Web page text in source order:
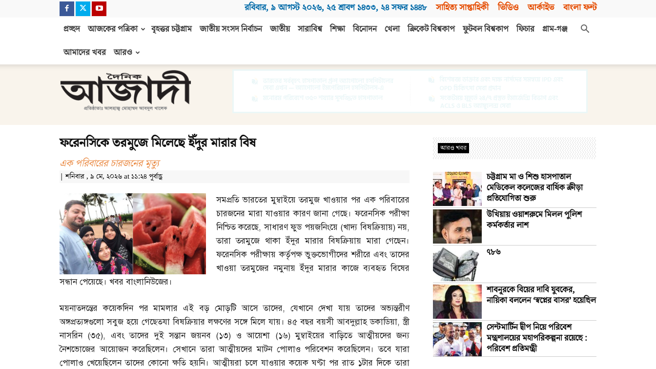
রবিবার, ৯ আগস্ট ২০২৬, ২৫ শ্রাবণ ১৪৩৩, ২৪ সফর ১৪৪৮ সাহিত্য সাপ্তাহিকী ভিডিও আর্কাইভ বাংলা ফন্ট
প্রচ্ছদ আজকের পত্রিকা বৃহত্তর চট্টগ্রাম জাতীয় সংসদ নির্বাচন জাতীয় সারাবিশ্ব শিক্ষা বিনোদন খেলা ক্রিকেট বিশ্বকাপ ফুটবল বিশ্বকাপ ফিচার
গ্রাম-গঞ্জ
আমাদের খবর
আরও
আজাদী
ফরেনসিকে তরমুজে মিলেছে ইঁদুর মারার বিষ
এক পরিবারের চারজনের মৃত্যু
| শনিবার , ৯ মে, ২০২৬ at ১১:২৪ পূর্বাহ্ণ
সমপ্রতি ভারতের মুম্বাইয়ে তরমুজ খাওয়ার পর এক পরিবারের
চারজনের মারা যাওয়ার কারণ জানা গেছে। ফরেনসিক পরীক্ষা
নিশ্চিত করেছে,সাধারণ ফুড পয়জনিংয়ে (খাদ্য বিষক্রিয়ায়)নয়,
তারা তরমুজে থাকা ইঁদুর মারার বিষক্রিয়ায় মারা গেছেন।
ফরেনসিক পরীক্ষায় কর্তৃপক্ষ ভুক্তভোগীদের শরীরে এবং তাদের
খাওয়া তরমুজের নমুনায় ইঁদুর মারার কাজে ব্যবহৃত বিষের
সন্ধান পেয়েছে। খবর বাংলানিউজের।
ময়নাতদন্তের কয়েকদিন পর মামলার এই বড় মোড়টি আসে তাদের,যেখানে দেখা যায় তাদের অভ্যন্তরীণ
অঙ্গপ্রত্যঙ্গগুলো সবুজ হয়ে গেছ্তেযা বিষক্রিয়ার লক্ষণের সঙ্গে মিলে যায়। ৪৫ বছর বয়সী আবদুল্লাহ ডকাডিয়া,স্ত্রী
নাসরিন (৩৫), এবং তাদের দুই সন্তান জয়নব (১৩) ও আয়েশা (১৬)মুম্বাইয়ের বাড়িতে আত্মীয়দের জন্য
নৈশভোজের আয়োজন করেছিলেন। সেখানে তারা আত্মীয়দের মাটন পোলাও পরিবেশন করেছিলেন। তবে যারা
পোলাও খেয়েছিলেন তাদের কোনো ক্ষতি হয়নি। আত্মীয়রা চলে যাওয়ার কয়েক ঘণ্টা পর রাত ১টার দিকে তারা
আরও খবর
চট্টগ্রাম মা ও শিশু হাসপাতাল
মেডিকেল কলেজের বার্ষিক ক্রীড়া
প্রতিযোগিতা শুরু
উখিয়ায় ওয়াশরুমে মিলল পুলিশ
কর্মকর্তার লাশ
৭৮৬
শাবনূরকে বিয়ের দাবি যুবকের,
নায়িকা বললেন ‘স্বপ্নের বাসর’ হয়েছিল
সেন্টমার্টিন দ্বীপ নিয়ে পরিবেশ
মন্ত্রণালয়ের মহাপরিকল্পনা রয়েছে :
পরিবেশ প্রতিমন্ত্রী